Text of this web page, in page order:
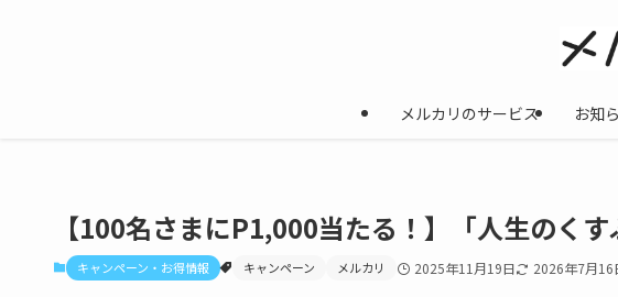
メルカリのサービス お知
【100名さまにP1,000当たる！】「人生のく
キャンペーン・お得情報 キャンペーン メルカリ 2025年11月19日 2026年7月16